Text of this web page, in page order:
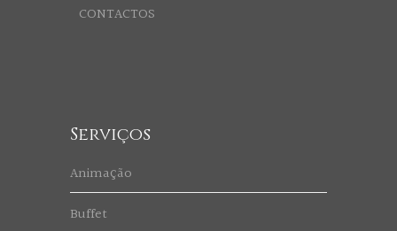
CONTACTOS
Serviços
Animação
Buffet